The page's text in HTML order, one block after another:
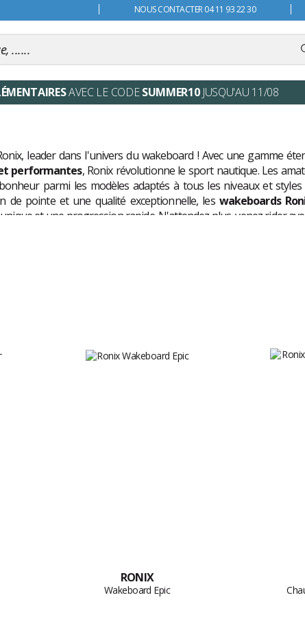
NOUS CONTACTER 04 11 93 22 30
AVEC LE CODESUMMER10JUSQU'AU 11/08
leader dans l'univers du wakeboard ! Avec une gamme
performantes, Ronix révolutionne le sport nautique. Les
parmi les modèles adaptés à tous les niveaux et styles
de pointe et une qualité exceptionnelle, les wakeboards
et une progression rapide. N'attendez plus, venez rider
wakeboard !
RONIX
Wakeboard Epic